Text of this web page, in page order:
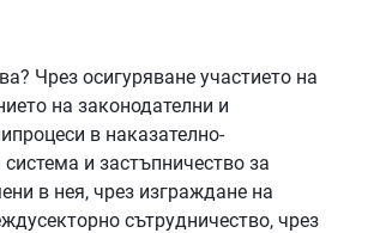
Чрез осигуряване участието на
на законодателни и
в наказателно-
и застъпничество за
в нея, чрез изграждане на
сътрудничество, чрез